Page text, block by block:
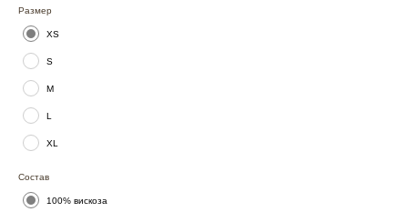
Размер
XS
S
M
L
XL
Состав
100% вискоза